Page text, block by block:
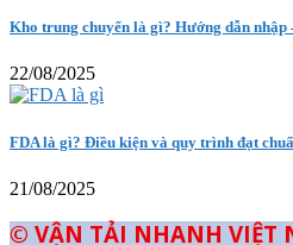
Kho trung chuyển là gì? Hướng dẫn nhập
22/08/2025
FDA là gì? Điều kiện và quy trình đạt
21/08/2025
© VẬN TẢI NHANH VIỆT